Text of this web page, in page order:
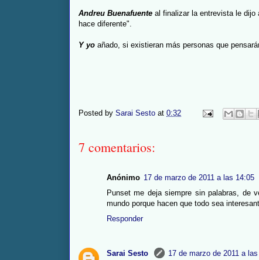
Andreu Buenafuente al finalizar la entrevista le dijo
hace diferente".
Y yo añado, si existieran más personas que
Posted by Sarai Sesto at 0:32
7 comentarios:
Anónimo 17 de marzo de 2011 a las 14:05
Punset me deja siempre sin palabras, de
mundo porque hacen que todo sea
Responder
Sarai Sesto
17 de marzo de 2011 a